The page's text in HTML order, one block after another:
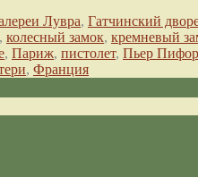
Лувра, Гатчинский
, колесный замок, кремневый
, Париж, пистолет, Пьер
, Франция